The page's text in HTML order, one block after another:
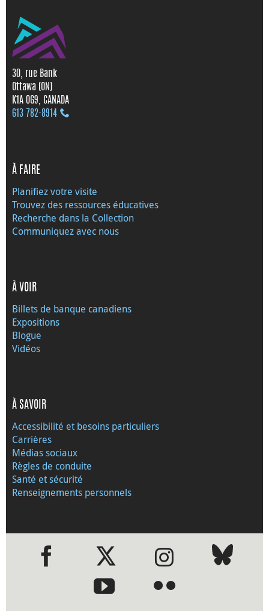
30, rue Bank
Ottawa (ON)
K1A 0G9, CANADA
613 782‑8914
À FAIRE
Planifiez votre visite
Trouvez des ressources éducatives
Recherche dans la Collection
Communiquez avec nous
À VOIR
Billets de banque canadiens
Expositions
Blogue
Vidéos
À SAVOIR
Accessibilité et besoins particuliers
Carrières
Médias sociaux
Règles de conduite
Santé et sécurité
Renseignements personnels
●●